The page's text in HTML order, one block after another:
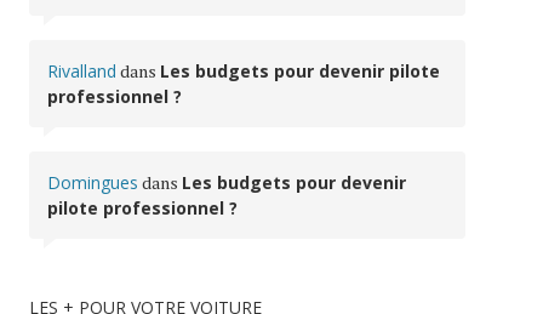
Rivalland dans Les budgets pour devenir pilote
professionnel ?
Domingues dans Les budgets pour devenir
pilote professionnel ?
LES + POUR VOTRE VOITURE